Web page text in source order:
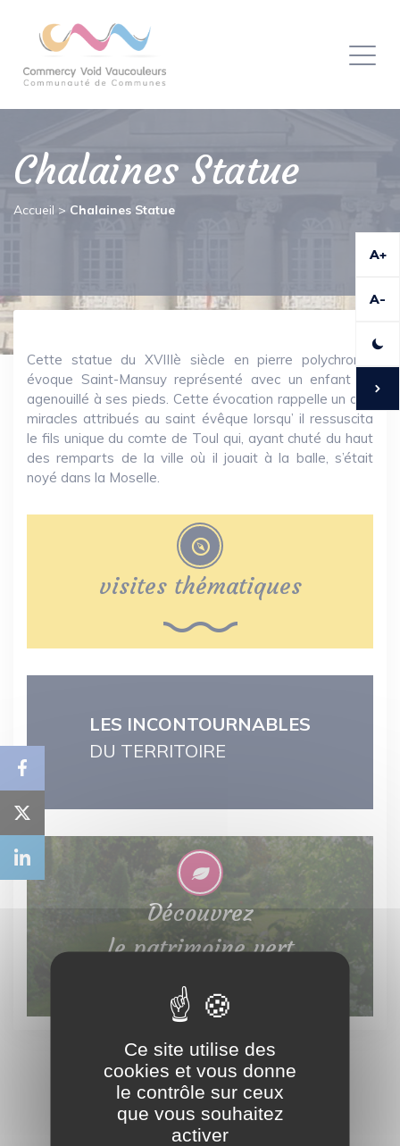
Chalaines Statue
Accueil > Chalaines Statue
Cette statue du XVIIIè siècle en pierre polychrome
évoque Saint-Mansuy représenté avec un enfant nu
agenouillé à ses pieds. Cette évocation rappelle un des
miracles attribués au saint évêque lorsqu’ il ressuscita
le fils unique du comte de Toul qui, ayant chuté du haut
des remparts de la ville où il jouait à la balle, s’était
noyé dans la Moselle.
visites thématiques
LES INCONTOURNABLES
DU TERRITOIRE
Découvrez
le patrimoine vert
A+
A-
Ce site utilise des
cookies et vous donne
le contrôle sur ceux
que vous souhaitez
activer